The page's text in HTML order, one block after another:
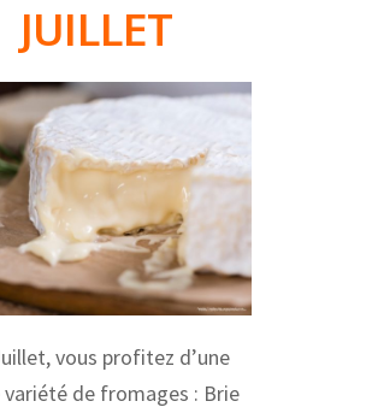
JUILLET
vous profitez d’une
variété de fromages : Brie